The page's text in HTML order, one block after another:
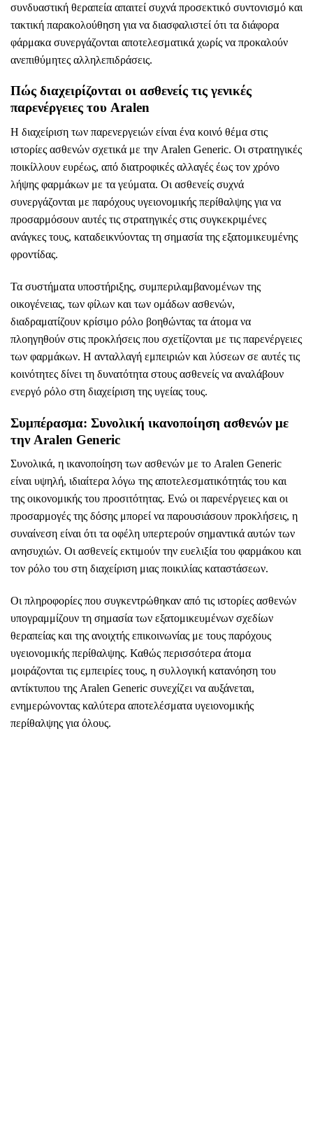
συνδυαστική θεραπεία απαιτεί συχνά προσεκτικό συντονισμό και
τακτική παρακολούθηση για να διασφαλιστεί ότι τα διάφορα
φάρμακα συνεργάζονται αποτελεσματικά χωρίς να προκαλούν
ανεπιθύμητες αλληλεπιδράσεις.
Πώς διαχειρίζονται οι ασθενείς τις γενικές
παρενέργειες του Aralen
Η διαχείριση των παρενεργειών είναι ένα κοινό θέμα στις
ιστορίες ασθενών σχετικά με την Aralen Generic. Οι στρατηγικές
ποικίλλουν ευρέως, από διατροφικές αλλαγές έως τον χρόνο
λήψης φαρμάκων με τα γεύματα. Οι ασθενείς συχνά
συνεργάζονται με παρόχους υγειονομικής περίθαλψης για να
προσαρμόσουν αυτές τις στρατηγικές στις συγκεκριμένες
ανάγκες τους, καταδεικνύοντας τη σημασία της εξατομικευμένης
φροντίδας.
Τα συστήματα υποστήριξης, συμπεριλαμβανομένων της
οικογένειας, των φίλων και των ομάδων ασθενών,
διαδραματίζουν κρίσιμο ρόλο βοηθώντας τα άτομα να
πλοηγηθούν στις προκλήσεις που σχετίζονται με τις παρενέργειες
των φαρμάκων. Η ανταλλαγή εμπειριών και λύσεων σε αυτές τις
κοινότητες δίνει τη δυνατότητα στους ασθενείς να αναλάβουν
ενεργό ρόλο στη διαχείριση της υγείας τους.
Συμπέρασμα: Συνολική ικανοποίηση ασθενών με
την Aralen Generic
Συνολικά, η ικανοποίηση των ασθενών με το Aralen Generic
είναι υψηλή, ιδιαίτερα λόγω της αποτελεσματικότητάς του και
της οικονομικής του προσιτότητας. Ενώ οι παρενέργειες και οι
προσαρμογές της δόσης μπορεί να παρουσιάσουν προκλήσεις, η
συναίνεση είναι ότι τα οφέλη υπερτερούν σημαντικά αυτών των
ανησυχιών. Οι ασθενείς εκτιμούν την ευελιξία του φαρμάκου και
τον ρόλο του στη διαχείριση μιας ποικιλίας καταστάσεων.
Οι πληροφορίες που συγκεντρώθηκαν από τις ιστορίες ασθενών
υπογραμμίζουν τη σημασία των εξατομικευμένων σχεδίων
θεραπείας και της ανοιχτής επικοινωνίας με τους παρόχους
υγειονομικής περίθαλψης. Καθώς περισσότερα άτομα
μοιράζονται τις εμπειρίες τους, η συλλογική κατανόηση του
αντίκτυπου της Aralen Generic συνεχίζει να αυξάνεται,
ενημερώνοντας καλύτερα αποτελέσματα υγειονομικής
περίθαλψης για όλους.